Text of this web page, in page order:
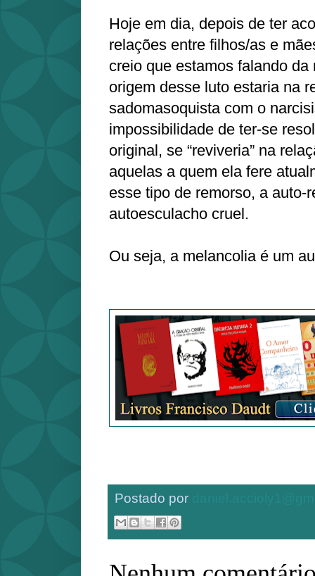
Hoje em dia, depois de ter
relações entre filhos/as e
creio que estamos falando da
origem desse luto estaria na
sadomasoquista com o
impossibilidade de ter-se
original, se “reviveria” na
aquelas a quem ela fere
esse tipo de remorso, a auto-
autoesculacho cruel.
Ou seja, a melancolia é um
Postado por